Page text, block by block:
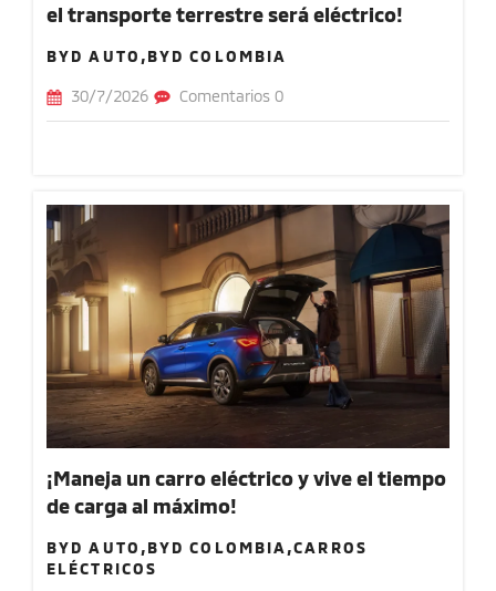
el transporte terrestre será eléctrico!
BYD AUTO,BYD COLOMBIA
30/7/2026 Comentarios 0
¡Maneja un carro eléctrico y vive el tiempo
de carga al máximo!
BYD AUTO,BYD COLOMBIA,CARROS
ELÉCTRICOS